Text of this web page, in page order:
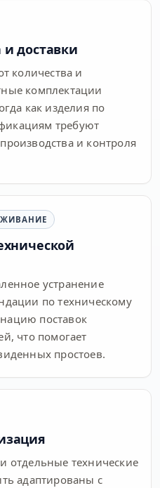
и доставки
количества и
комплектации
как изделия по
требуют
и контроля
устранение
по техническому
поставок
что помогает
простоев.
отдельные технические
адаптированы с